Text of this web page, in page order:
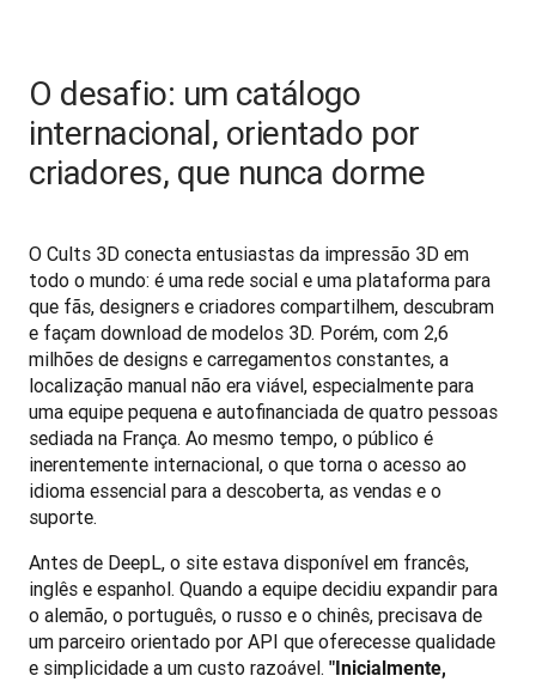
O desafio: um catálogo
internacional, orientado por
criadores, que nunca dorme
O Cults 3D conecta entusiastas da impressão 3D em
todo o mundo: é uma rede social e uma plataforma para
que fãs, designers e criadores compartilhem, descubram
e façam download de modelos 3D. Porém, com 2,6
milhões de designs e carregamentos constantes, a
localização manual não era viável, especialmente para
uma equipe pequena e autofinanciada de quatro pessoas
sediada na França. Ao mesmo tempo, o público é
inerentemente internacional, o que torna o acesso ao
idioma essencial para a descoberta, as vendas e o
suporte.
Antes de DeepL, o site estava disponível em francês,
inglês e espanhol. Quando a equipe decidiu expandir para
o alemão, o português, o russo e o chinês, precisava de
um parceiro orientado por API que oferecesse qualidade
e simplicidade a um custo razoável. "Inicialmente,